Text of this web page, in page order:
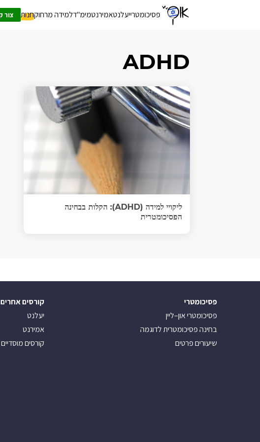
פסיכומטרייעלנטאמירנטמימ"דלמידה מרחוקחנות צור
ADHD
ליקויי למידה (ADHD): הקלות בבחינה
הפסיכומטרית
פסיכומטרי
פסיכומטרי און–ליין
בחינה פסיכומטרית לדוגמה
שיעורים פרטים
קורסים אחרים
יעלנט
אמירנט
קורסים מוסדיים